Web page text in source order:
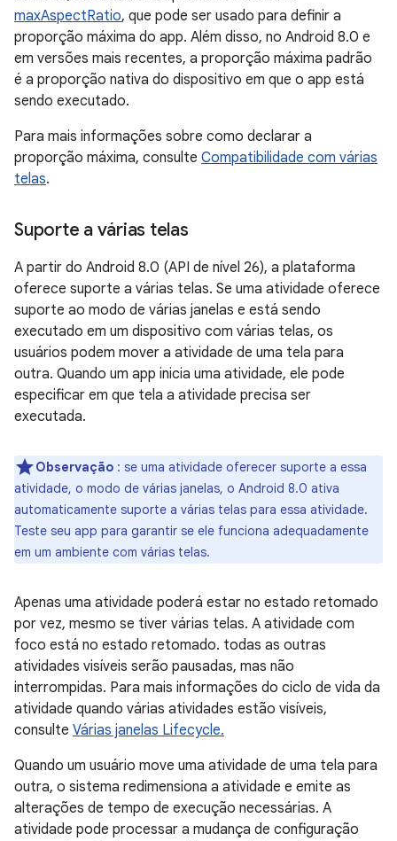
maxAspectRatio, que pode ser usado para definir a
proporção máxima do app. Além disso, no Android 8.0 e
em versões mais recentes, a proporção máxima padrão
é a proporção nativa do dispositivo em que o app está
sendo executado.
Para mais informações sobre como declarar a
proporção máxima, consulte Compatibilidade com várias
telas.
Suporte a várias telas
A partir do Android 8.0 (API de nível 26), a plataforma
oferece suporte a várias telas. Se uma atividade oferece
suporte ao modo de várias janelas e está sendo
executado em um dispositivo com várias telas, os
usuários podem mover a atividade de uma tela para
outra. Quando um app inicia uma atividade, ele pode
especificar em que tela a atividade precisa ser
executada.
Observação : se uma atividade oferecer suporte a essa
atividade, o modo de várias janelas, o Android 8.0 ativa
automaticamente suporte a várias telas para essa atividade.
Teste seu app para garantir se ele funciona adequadamente
em um ambiente com várias telas.
Apenas uma atividade poderá estar no estado retomado
por vez, mesmo se tiver várias telas. A atividade com
foco está no estado retomado. todas as outras
atividades visíveis serão pausadas, mas não
interrompidas. Para mais informações do ciclo de vida da
atividade quando várias atividades estão visíveis,
consulte Várias janelas Lifecycle.
Quando um usuário move uma atividade de uma tela para
outra, o sistema redimensiona a atividade e emite as
alterações de tempo de execução necessárias. A
atividade pode processar a mudança de configuração